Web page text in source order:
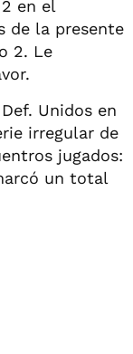
en el
de la presente
2. Le
Unidos en
irregular de
jugados:
un total